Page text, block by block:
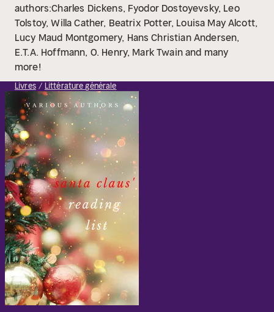
authors:Charles Dickens, Fyodor Dostoyevsky, Leo
Tolstoy, Willa Cather, Beatrix Potter, Louisa May Alcott,
Lucy Maud Montgomery, Hans Christian Andersen,
E.T.A. Hoffmann, O. Henry, Mark Twain and many
more!
Livres Littérature générale